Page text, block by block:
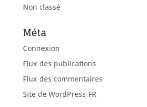
Non classé
Méta
Connexion
Flux des publications
Flux des commentaires
Site de WordPress-FR